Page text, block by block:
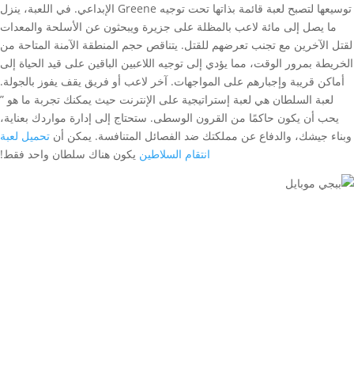
توسيعها لتصبح لعبة قائمة بذاتها تحت توجيه Greene الإبداعي. في اللعبة، ينزل
ما يصل إلى مائة لاعب بالمظلة على جزيرة ويبحثون عن الأسلحة والمعدات
لقتل الآخرين مع تجنب تعرضهم للقتل. يتناقص حجم المنطقة الآمنة المتاحة من
الخريطة بمرور الوقت، مما يؤدي إلى توجيه اللاعبين الباقين على قيد الحياة إلى
أماكن قريبة وإجبارهم على المواجهات. آخر لاعب أو فريق يقف يفوز بالجولة.
لعبة السلطان هي لعبة إستراتيجية على الإنترنت حيث يمكنك تجربة ما هو ”
يحب أن يكون حاكمًا من القرون الوسطى. ستحتاج إلى إدارة مواردك بعناية،
وبناء جيشك، والدفاع عن مملكتك ضد الفصائل المتنافسة. يمكن أن تحميل لعبة
انتقام السلاطين يكون هناك سلطان واحد فقط!